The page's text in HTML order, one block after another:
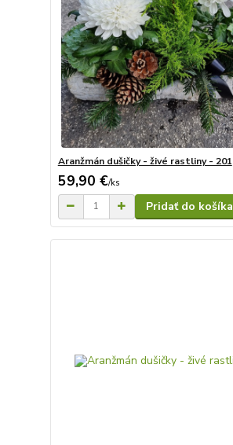
Aranžmán dušičky - živé rastliny - 201
59,90 €/ks
Pridať do košíka